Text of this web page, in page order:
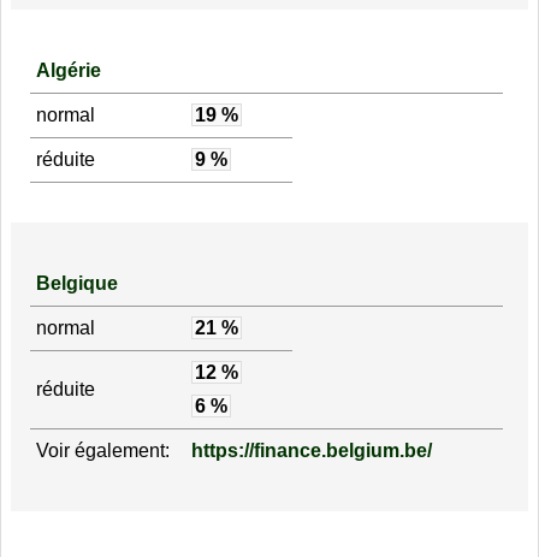
Algérie
normal 19 %
réduite 9 %
Belgique
normal 21 %
réduite
12 %
6 %
Voir également: https://finance.belgium.be/